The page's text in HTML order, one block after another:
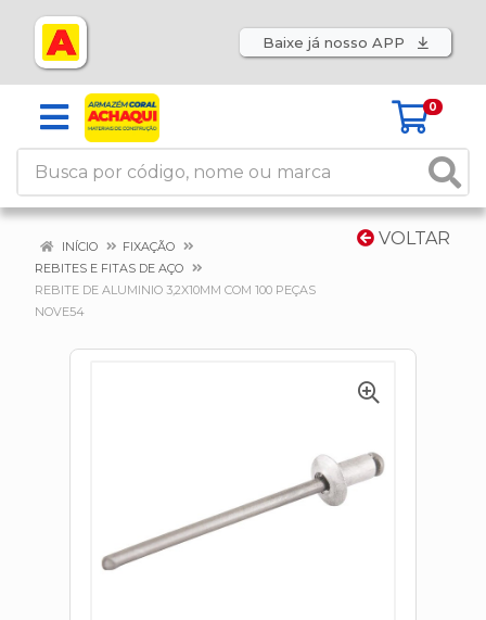
Baixe já nosso APP
0
VOLTAR
INÍCIO
FIXAÇÃO
REBITES E FITAS DE AÇO
REBITE DE ALUMINIO 3,2X10MM COM 100 PEÇAS
NOVE54